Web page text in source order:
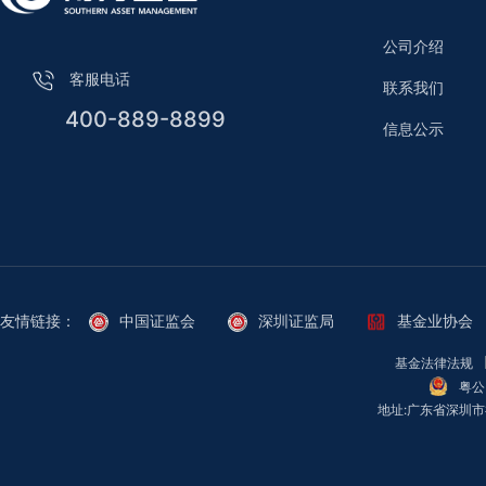
客服电话
400-889-8899
公司介绍
联系我们
信息公示
友情链接： 中国证监会 深圳证监局 基金业协会
基金法律法规
粤
地址:广东省深圳